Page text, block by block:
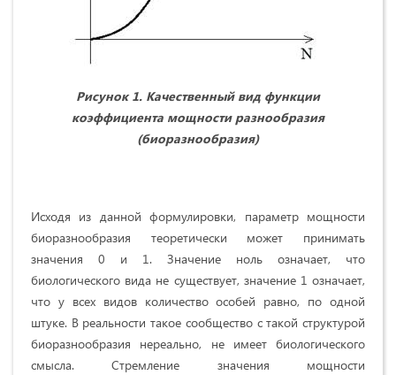
Рисунок 1. Качественный вид функции
коэффициента мощности разнообразия
(биоразнообразия)
Исходя из данной формулировки, параметр мощности
биоразнообразия теоретически может принимать
значения 0 и 1. Значение ноль означает, что
биологического вида не существует, значение 1 означает,
что у всех видов количество особей равно, по одной
штуке. В реальности такое сообщество с такой структурой
биоразнообразия нереально, не имеет биологического
смысла. Стремление значения мощности